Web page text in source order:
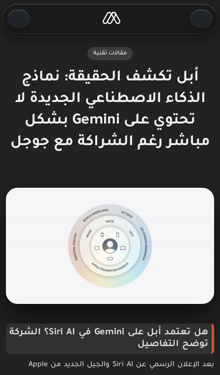
مقالات تقنية
أبل تكشف الحقيقة: نماذج
الذكاء الاصطناعي الجديدة لا
تحتوي على Gemini بشكل
مباشر رغم الشراكة مع جوجل
هل تعتمد أبل على Gemini في Siri AI؟ الشركة
توضح التفاصيل
بعد الإعلان الرسمي عن Siri AI والجيل الجديد من Apple